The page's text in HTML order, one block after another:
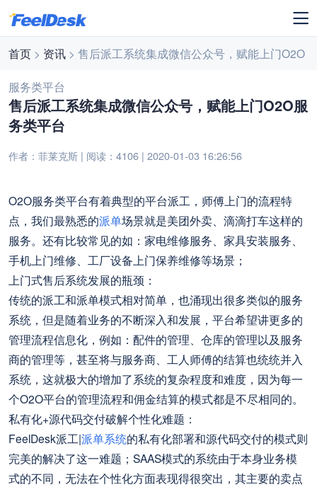
首页 > 资讯 > 售后派工系统集成微信公众号，赋能上门O2O
服务类平台
售后派工系统集成微信公众号，赋能上门O2O服
务类平台
作者：菲莱克斯 | 阅读：4106 | 2020-01-03 16:26:56
O2O服务类平台有着典型的平台派工，师傅上门的流程特
点，我们最熟悉的派单场景就是美团外卖、滴滴打车这样的
服务。还有比较常见的如：家电维修服务、家具安装服务、
手机上门维修、工厂设备上门保养维修等场景；
上门式售后系统发展的瓶颈：
传统的派工和派单模式相对简单，也涌现出很多类似的服务
系统，但是随着业务的不断深入和发展，平台希望讲更多的
管理流程信息化，例如：配件的管理、仓库的管理以及服务
商的管理等，甚至将与服务商、工人师傅的结算也统统并入
系统，这就极大的增加了系统的复杂程度和难度，因为每一
个O2O平台的管理流程和佣金结算的模式都是不尽相同的。
私有化+源代码交付破解个性化难题：
FeelDesk派工|派单系统的私有化部署和源代码交付的模式则
完美的解决了这一难题；SAAS模式的系统由于本身业务模
式的不同，无法在个性化方面表现得很突出，其主要的卖点